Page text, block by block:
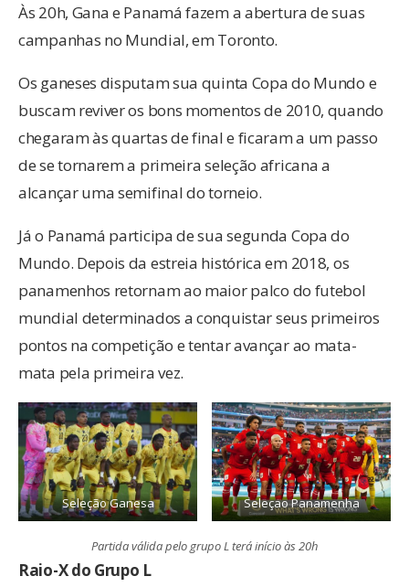
Às 20h, Gana e Panamá fazem a abertura de suas
campanhas no Mundial, em Toronto.
Os ganeses disputam sua quinta Copa do Mundo e
buscam reviver os bons momentos de 2010, quando
chegaram às quartas de final e ficaram a um passo
de se tornarem a primeira seleção africana a
alcançar uma semifinal do torneio.
Já o Panamá participa de sua segunda Copa do
Mundo. Depois da estreia histórica em 2018, os
panamenhos retornam ao maior palco do futebol
mundial determinados a conquistar seus primeiros
pontos na competição e tentar avançar ao mata-
mata pela primeira vez.
Seleção Ganesa Seleçao Panamenha
Partida válida pelo grupo L terá início às 20h
Raio-X do Grupo L